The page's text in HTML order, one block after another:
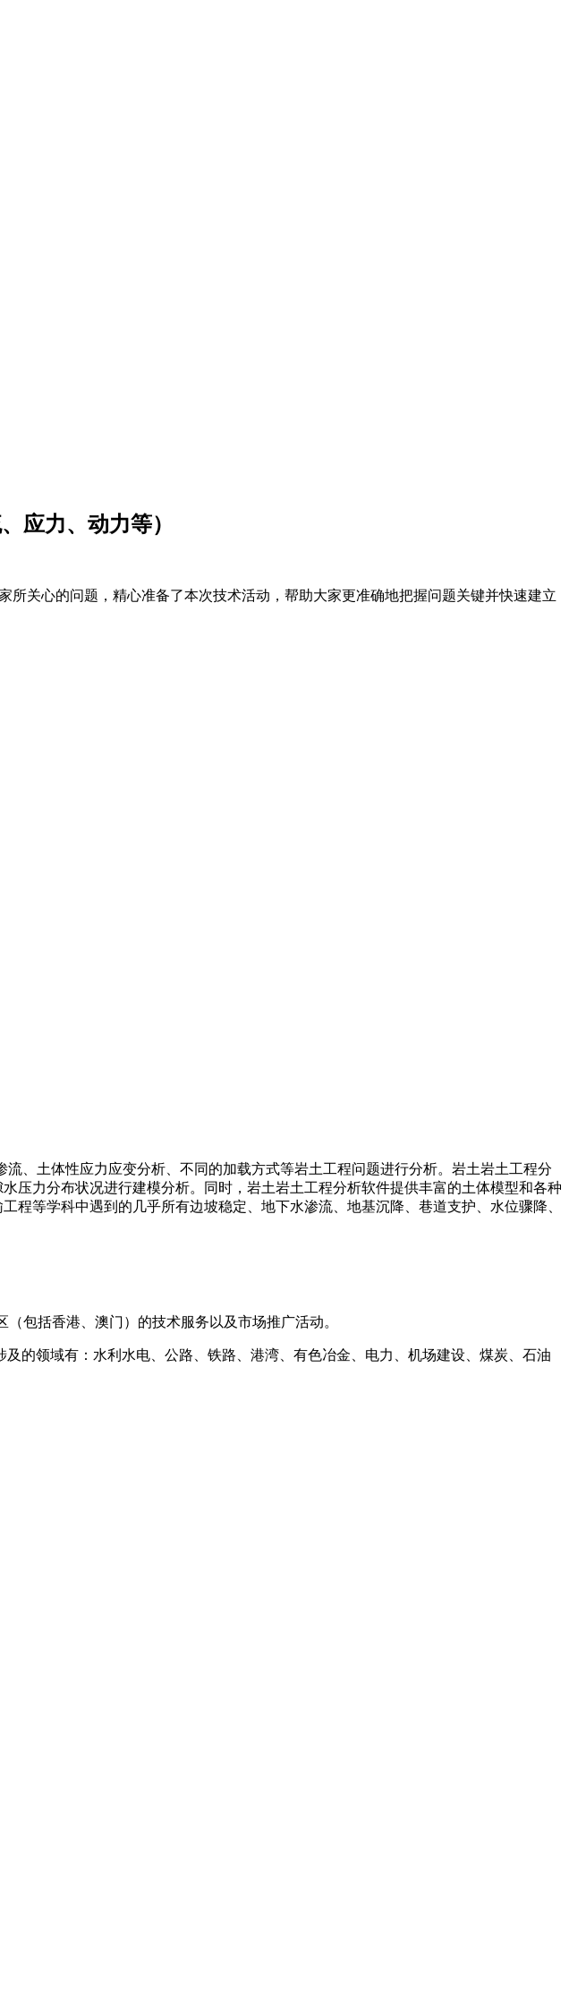
应力、动力等）
关心的问题，精心准备了本次技术活动，帮助大家更准确地把握问题关键并快速建立
、土体性应力应变分析、不同的加载方式等岩土工程问题进行分析。岩土岩土工程分
压力分布状况进行建模分析。同时，岩土岩土工程分析软件提供丰富的土体模型和各种
等学科中遇到的几乎所有边坡稳定、地下水渗流、地基沉降、巷道支护、水位骤降、
包括香港、澳门）的技术服务以及市场推广活动。
的领域有：水利水电、公路、铁路、港湾、有色冶金、电力、机场建设、煤炭、石油